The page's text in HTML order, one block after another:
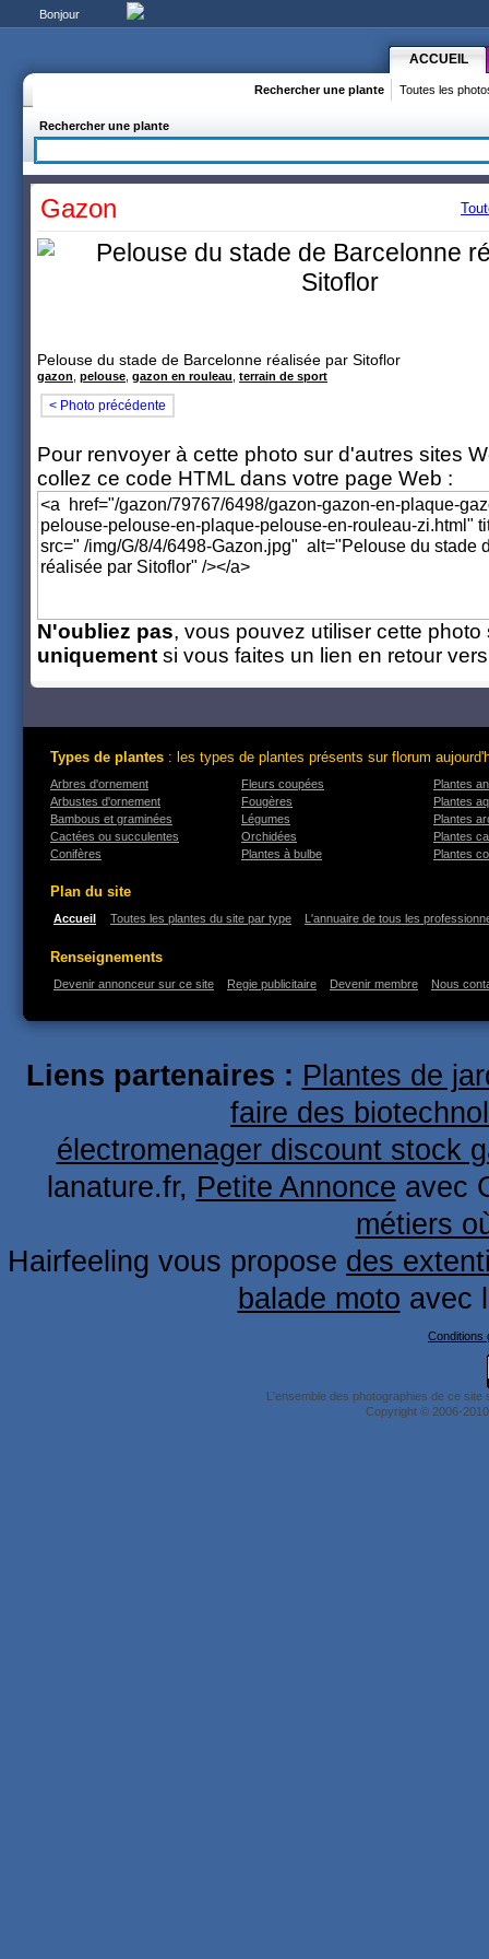
Bonjour
ACCUEIL
Rechercher une plante Toutes les
Rechercher une plante
Gazon
Pelouse du stade de Barcelonne réalisée par Sitoflor
gazon pelouse gazon en rouleau terrain de sport
< Photo précédente
Pour renvoyer à cette photo sur d'autres sites
collez ce code HTML dans votre page Web :
N'oubliez pas, vous pouvez utiliser cette photo
uniquement si vous faites un lien en retour
Types de plantes : les types de plantes présents sur florum
Arbres d'ornement
Arbustes d'ornement
Bambous et graminées
Cactées ou succulentes
Conifères
Fleurs coupées
Fougères
Légumes
Orchidées
Plantes à bulbe
Plantes
Plantes
Plantes
Plantes
Plantes
Plan du site
Accueil Toutes les plantes du site par type L'annuaire de tous les
Renseignements
Devenir annonceur sur ce site Regie publicitaire Devenir membre Nous
Liens partenaires : Plantes de
faire des
électromenager discount stock
lanature.fr, Petite Annonce avec
métiers
Hairfeeling vous propose des
balade moto avec
Conditions
L'ensemble des photographies de ce
Copyright © 2006-